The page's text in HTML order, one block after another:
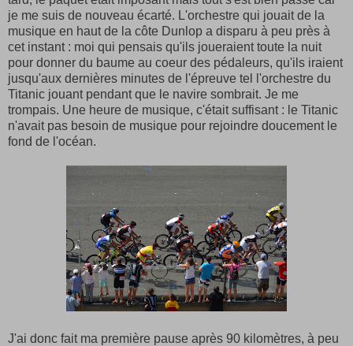
je me suis de nouveau écarté. L'orchestre qui jouait de la
musique en haut de la côte Dunlop a disparu à peu près à
cet instant : moi qui pensais qu'ils joueraient toute la nuit
pour donner du baume au coeur des pédaleurs, qu'ils iraient
jusqu'aux dernières minutes de l'épreuve tel l'orchestre du
Titanic jouant pendant que le navire sombrait. Je me
trompais. Une heure de musique, c'était suffisant : le Titanic
n'avait pas besoin de musique pour rejoindre doucement le
fond de l'océan.
J'ai donc fait ma première pause après 90 kilomètres, à peu